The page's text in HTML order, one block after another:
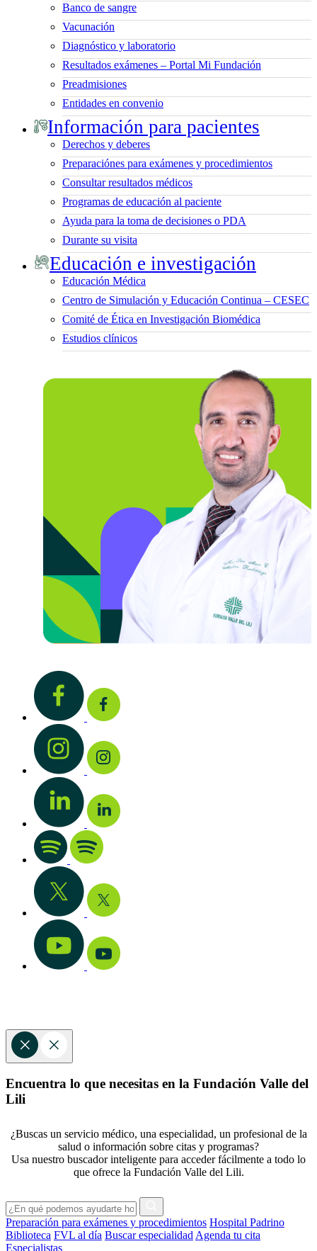
Banco de sangre
Vacunación
Diagnóstico y laboratorio
Resultados exámenes – Portal Mi Fundación
Preadmisiones
Entidades en convenio
Información para pacientes
Derechos y deberes
Preparaciónes para exámenes y procedimientos
Consultar resultados médicos
Programas de educación al paciente
Ayuda para la toma de decisiones o PDA
Durante su visita
Educación e investigación
Educación Médica
Centro de Simulación y Educación Continua – CESEC
Comité de Ética en Investigación Biomédica
Estudios clínicos
Encuentra lo que necesitas en la Fundación Valle del
Lili
¿Buscas un servicio médico, una especialidad, un profesional de la
salud o información sobre citas y programas?
Usa nuestro buscador inteligente para acceder fácilmente a todo lo
que ofrece la Fundación Valle del Lili.
Preparación para exámenes y procedimientos Hospital Padrino
Biblioteca FVL al día Buscar especialidad Agenda tu cita
Especialistas